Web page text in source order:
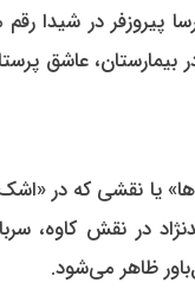
پیروزفر در شیدا
بیمارستان، عاشق
نقشی که در «اشک
در نقش کاوه،
ظاهر می‌شود.